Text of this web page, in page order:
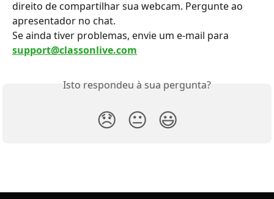
direito de compartilhar sua webcam. Pergunte ao
apresentador no chat.
Se ainda tiver problemas, envie um e-mail para
support@classonlive.com
Isto respondeu à sua pergunta?
😞 😐 😃